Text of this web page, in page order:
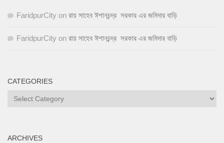
FaridpurCity on রায় সাহেব ঈশানচন্দ্র সরকার এর জমিদার বাড়ি
FaridpurCity on রায় সাহেব ঈশানচন্দ্র সরকার এর জমিদার বাড়ি
CATEGORIES
ARCHIVES